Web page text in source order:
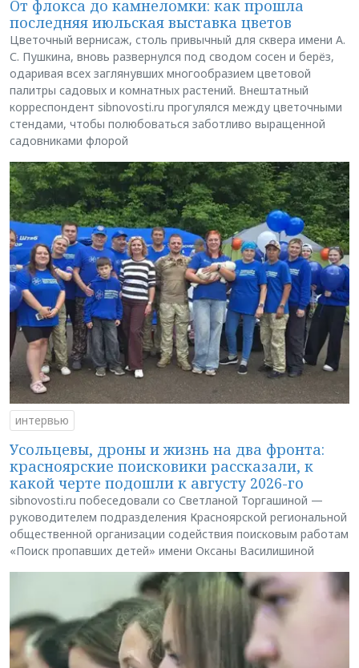
От флокса до камнеломки: как прошла
последняя июльская выставка цветов
Цветочный вернисаж, столь привычный для сквера имени А.
С. Пушкина, вновь развернулся под сводом сосен и берёз,
одаривая всех заглянувших многообразием цветовой
палитры садовых и комнатных растений. Внештатный
корреспондент sibnovosti.ru прогулялся между цветочными
стендами, чтобы полюбоваться заботливо выращенной
садовниками флорой
интервью
Усольцевы, дроны и жизнь на два фронта:
красноярские поисковики рассказали, к
какой черте подошли к августу 2026-го
sibnovosti.ru побеседовали со Светланой Торгашиной —
руководителем подразделения Красноярской региональной
общественной организации содействия поисковым работам
«Поиск пропавших детей» имени Оксаны Василишиной